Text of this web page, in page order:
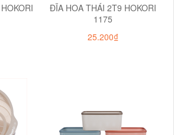
ĐĨA HOA THÁI 2T9 HOKORI
1175
25.200₫